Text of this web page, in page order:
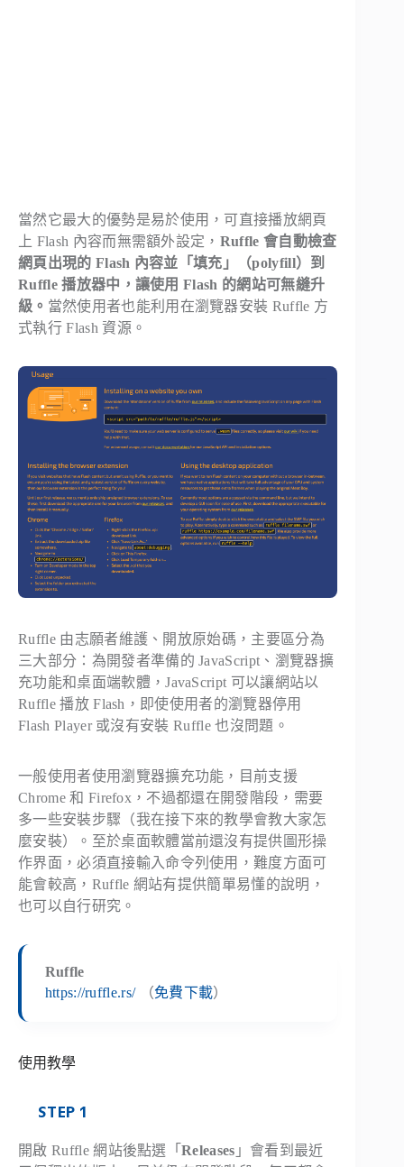
當然它最大的優勢是易於使用，可直接播放網頁
上 Flash 內容而無需額外設定， Ruffle 會自動檢查
網頁出現的 Flash 內容並「填充」（polyfill）到
Ruffle 播放器中，讓使用 Flash 的網站可無縫升
級。 當然使用者也能利用在瀏覽器安裝 Ruffle 方
式執行 Flash 資源。
Ruffle 由志願者維護、開放原始碼，主要區分為
三大部分：為開發者準備的 JavaScript、瀏覽器擴
充功能和桌面端軟體，JavaScript 可以讓網站以
Ruffle 播放 Flash，即使使用者的瀏覽器停用
Flash Player 或沒有安裝 Ruffle 也沒問題。
一般使用者使用瀏覽器擴充功能，目前支援
Chrome 和 Firefox，不過都還在開發階段，需要
多一些安裝步驟（我在接下來的教學會教大家怎
麼安裝）。至於桌面軟體當前還沒有提供圖形操
作界面，必須直接輸入命令列使用，難度方面可
能會較高，Ruffle 網站有提供簡單易懂的說明，
也可以自行研究。
Ruffle
https://ruffle.rs/（免費下載）
使用教學
STEP 1
開啟 Ruffle 網站後點選「Releases 」會看到最近